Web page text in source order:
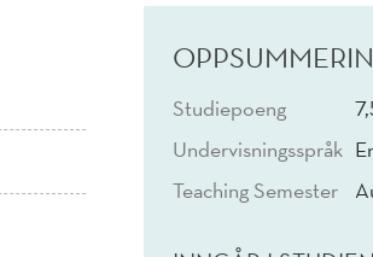
Studiepoeng
Undervisningsspråk
Teaching Semester